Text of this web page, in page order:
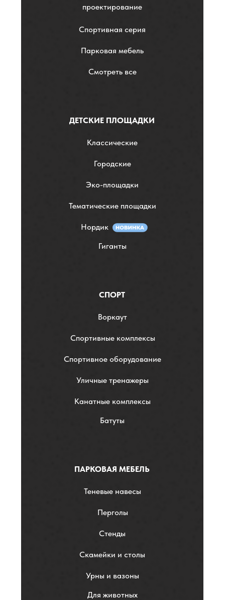
Спортивная серия
Парковая мебель
Смотреть все
проектирование
ДЕТСКИЕ ПЛОЩАДКИ
Классические
Городские
Эко-площадки
Тематические площадки
Нордик
Гиганты
СПОРТ
Воркаут
Спортивные комплексы
Спортивное оборудование
Уличные тренажеры
Канатные комплексы
Батуты
ПАРКОВАЯ МЕБЕЛЬ
Теневые навесы
Перголы
Стенды
Скамейки и столы
Урны и вазоны
Для животных